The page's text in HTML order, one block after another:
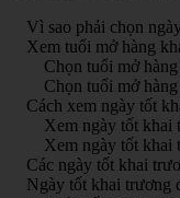
Vì sao phải chọn
Xem tuổi mở hàng
Chọn tuổi mở hàng
Chọn tuổi mở hàng
Cách xem ngày tốt
Xem ngày tốt khai
Xem ngày tốt khai
Các ngày tốt khai
Ngày tốt khai trương